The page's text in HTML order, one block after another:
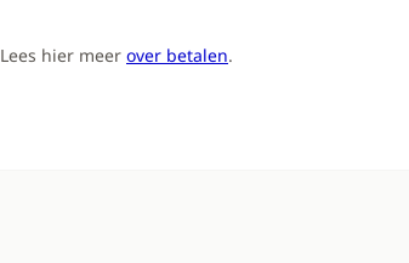
Lees hier meer over betalen.